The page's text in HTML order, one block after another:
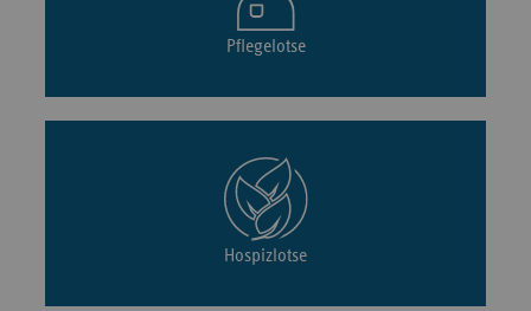
Pflegelotse
Hospizlotse